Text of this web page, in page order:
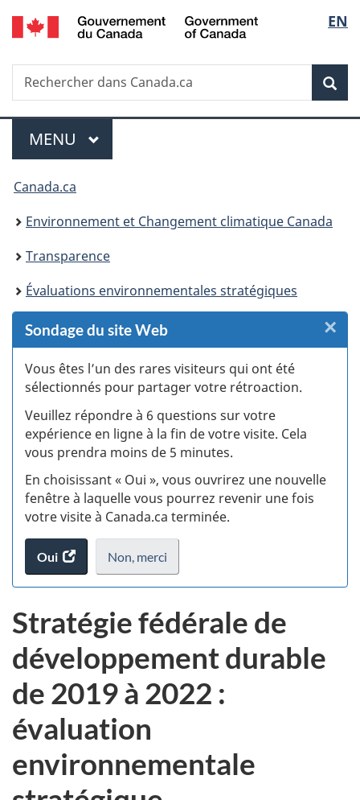
Passer
au
des
Passer
au
principal
Passer
à
Au
du
Passer
à
version
simplifiée
de
la
EN
Recherche
Rechercher
dans
Menu
MENU PRINCIPAL
Vous
êtes
ici :
Canada.ca
Environnement et Changement climatique Canada
Transparence
Évaluations environnementales stratégiques
Sondage du site Web
Vous êtes l’un des rares visiteurs qui ont été
sélectionnés pour partager votre rétroaction.
Veuillez répondre à 6 questions sur votre
expérience en ligne à la fin de votre visite. Cela
vous prendra moins de 5 minutes.
En choisissant « Oui », vous ouvrirez une nouvelle
fenêtre à laquelle vous pourrez revenir une fois
votre visite à Canada.ca terminée.
Oui
accéder
au
Non, je
ne
pas
participer
sondage
du
site
web,
merci
×
Stratégie fédérale de
développement durable
de 2019 à 2022 :
évaluation
environnementale